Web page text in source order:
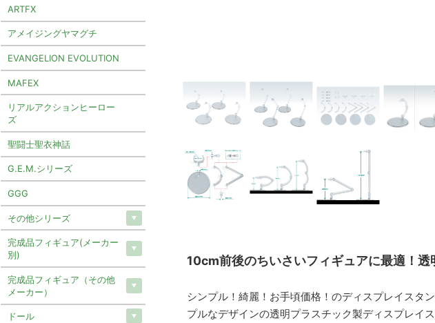
10cm前後のちいさいフィギュアに最適！
シンプル！綺麗！お手頃価格！のディスプレイスタ
プルなデザインの透明プラスチック製ディスプレイ
ARTFX
アメイジングヤマグチ
EVANGELION EVOLUTION
MAFEX
リアルアクションヒーロー
ズ
聖闘士聖衣神話
G.E.M.シリーズ
GGG
その他シリーズ
完成品フィギュア(メーカー
別)
完成品フィギュア（その他
メーカー）
ドール